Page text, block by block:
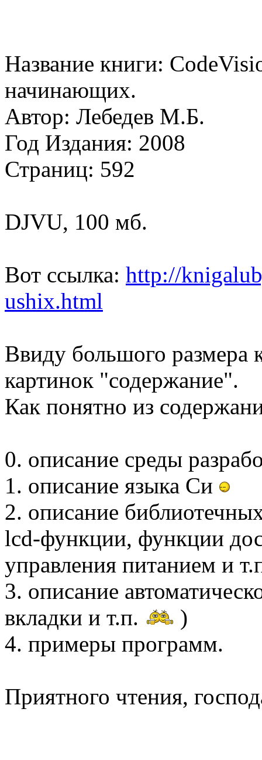
Название книги:
начинающих.
Автор: Лебедев М.Б.
Год Издания: 2008
Страниц: 592
DJVU, 100 мб.
Вот ссылка: http://
ushix.html
Ввиду большого размера
картинок "содержание".
Как понятно из
0. описание среды
1. описание языка Си
2. описание
lcd-функции, функции
управления питанием и
3. описание
вкладки и т.п.
)
4. примеры программ.
Приятного чтения,